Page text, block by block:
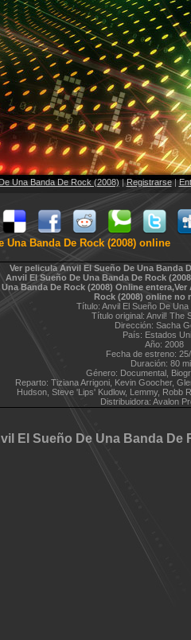
Una Banda De Rock (2008)|Registrarse|
Una Banda De Rock (2008) online
Ver pelicula Anvil El Sueño De Una Banda
Anvil El Sueño De Una Banda De Rock
Una Banda De Rock (2008) Online entera,Ver
Rock (2008) online no
Título: Anvil El Sueño De
Título original: Anvil! The
Dirección: Sacha
País: Estados
Año: 2008
Fecha de estreno:
Duración: 80
Género: Documental,
Reparto: Tiziana Arrigoni, Kevin Goocher,
Hudson, Steve 'Lips' Kudlow, Lemmy, Robb
Distribuidora: Avalon
El Sueño De Una Banda De